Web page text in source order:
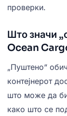
проверки.
Што значи
Ocean
„Пуштено“
контејнерот
што може да
како што се